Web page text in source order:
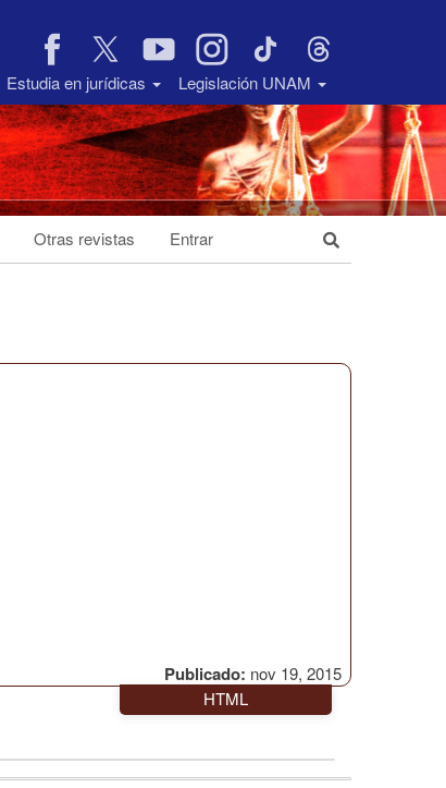
Estudia en jurídicas Legislación UNAM
Otras revistas Entrar
Publicado: nov 19, 2015
HTML